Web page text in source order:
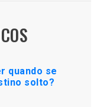
quando se
solto?